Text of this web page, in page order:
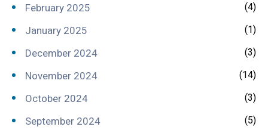
February 2025 (4)
January 2025 (1)
December 2024 (3)
November 2024 (14)
October 2024 (3)
September 2024 (5)